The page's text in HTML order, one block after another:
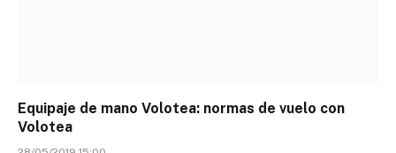
Equipaje de mano Volotea: normas de vuelo con
Volotea